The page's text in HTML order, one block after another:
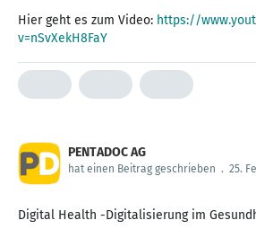
Hier geht es zum Video: https://
v=nSvXekH8FaY
PENTADOC AG
hat einen Beitrag geschrieben . 25.
Digital Health -Digitalisierung im